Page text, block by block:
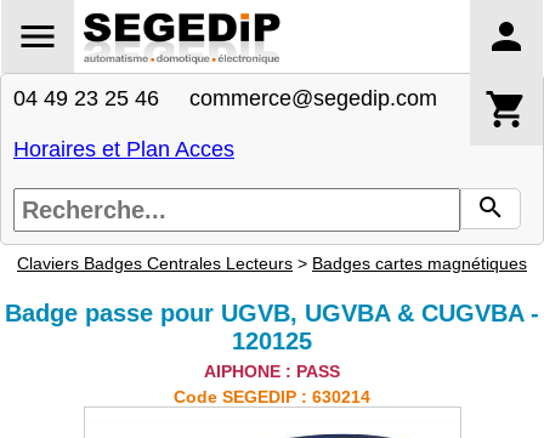
04 49 23 25 46 commerce@segedip.com
Horaires et Plan Acces
Claviers Badges Centrales Lecteurs > Badges cartes magnétiques
Badge passe pour UGVB, UGVBA & CUGVBA -
120125
AIPHONE : PASS
Code SEGEDIP : 630214